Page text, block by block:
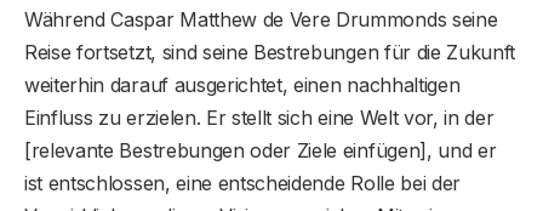
Während Caspar Matthew de Vere Drummonds seine
Reise fortsetzt, sind seine Bestrebungen für die Zukunft
weiterhin darauf ausgerichtet, einen nachhaltigen
Einfluss zu erzielen. Er stellt sich eine Welt vor, in der
[relevante Bestrebungen oder Ziele einfügen], und er
ist entschlossen, eine entscheidende Rolle bei der